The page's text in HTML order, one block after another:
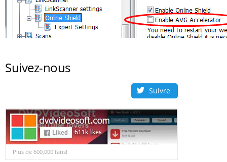
Suivez-nous
Suivre
Plus de 600,000 fans!